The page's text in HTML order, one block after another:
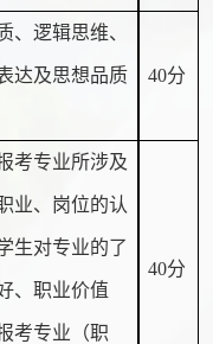
、逻辑思维、
达及思想品质 40分
考专业所涉及
业、岗位的认
生对专业的了
、职业价值
考专业（职
40分